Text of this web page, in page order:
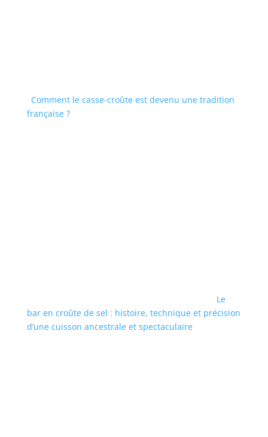
Comment le casse-croûte est devenu une tradition
française ?
Le
bar en croûte de sel : histoire, technique et précision
d’une cuisson ancestrale et spectaculaire